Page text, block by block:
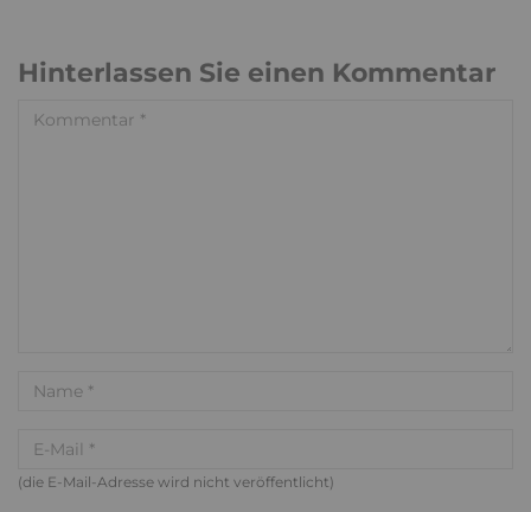
Hinterlassen Sie einen Kommentar
(die E-Mail-Adresse wird nicht veröffentlicht)